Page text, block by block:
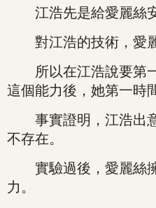
江浩先是給愛麗絲安
對江浩的技術，愛麗
所以在江浩說要第一
這個能力後，她第一時
事實證明，江浩出意
不存在。
實驗過後，愛麗絲
力。